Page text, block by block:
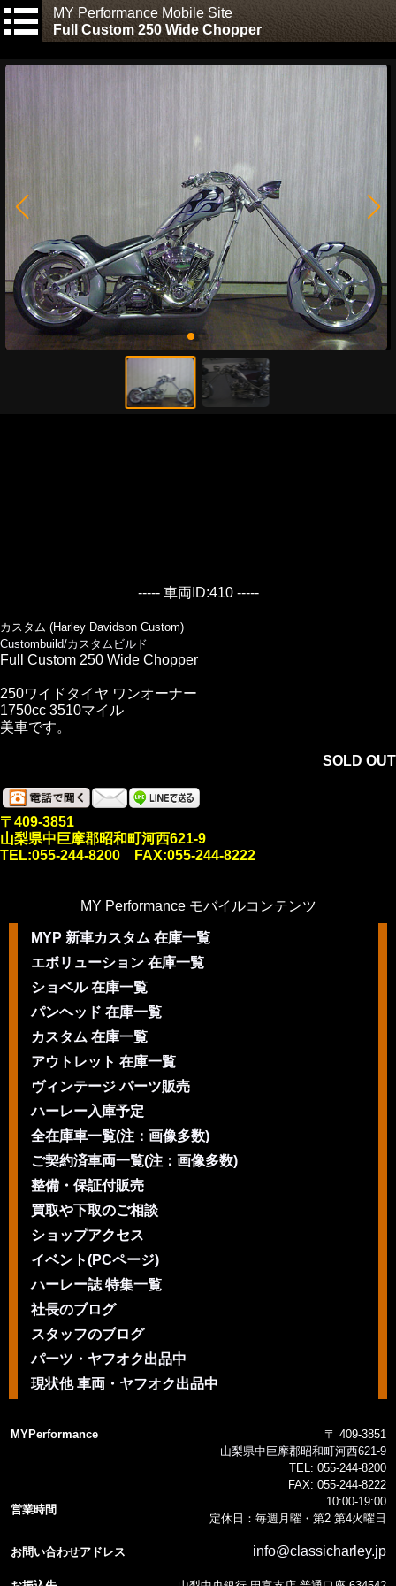
MY Performance Mobile Site
Full Custom 250 Wide Chopper
----- 車両ID:410 -----
カスタム (Harley Davidson Custom)
Custombuild/カスタムビルド
Full Custom 250 Wide Chopper
250ワイドタイヤ ワンオーナー
1750cc 3510マイル
美車です。
SOLD OUT
〒409-3851
山梨県中巨摩郡昭和町河西621-9
TEL:055-244-8200 FAX:055-244-8222
MY Performance モバイルコンテンツ
MYP 新車カスタム 在庫一覧
エボリューション 在庫一覧
ショベル 在庫一覧
パンヘッド 在庫一覧
カスタム 在庫一覧
アウトレット 在庫一覧
ヴィンテージ パーツ販売
ハーレー入庫予定
全在庫車一覧(注：画像多数)
ご契約済車両一覧(注：画像多数)
整備・保証付販売
買取や下取のご相談
ショップアクセス
イベント(PCページ)
ハーレー誌 特集一覧
社長のブログ
スタッフのブログ
パーツ・ヤフオク出品中
現状他 車両・ヤフオク出品中
MYPerformance
〒 409-3851
山梨県中巨摩郡昭和町河西621-9
TEL: 055-244-8200
FAX: 055-244-8222
営業時間
10:00-19:00
定休日：毎週月曜・第2 第4火曜日
お問い合わせアドレス info@classicharley.jp